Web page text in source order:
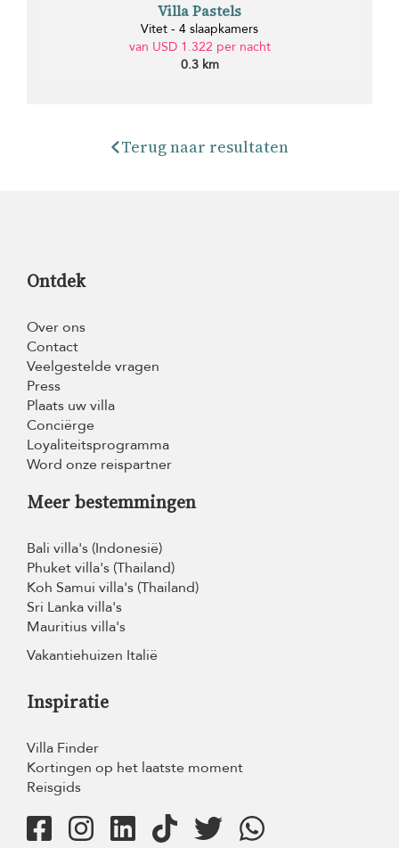
Villa Pastels
Vitet - 4 slaapkamers
van USD 1.322 per nacht
0.3 km
Terug naar resultaten
Ontdek
Over ons
Contact
Veelgestelde vragen
Press
Plaats uw villa
Conciërge
Loyaliteitsprogramma
Word onze reispartner
Meer bestemmingen
Bali villa's (Indonesië)
Phuket villa's (Thailand)
Koh Samui villa's (Thailand)
Sri Lanka villa's
Mauritius villa's
Vakantiehuizen Italië
Inspiratie
Villa Finder
Kortingen op het laatste moment
Reisgids